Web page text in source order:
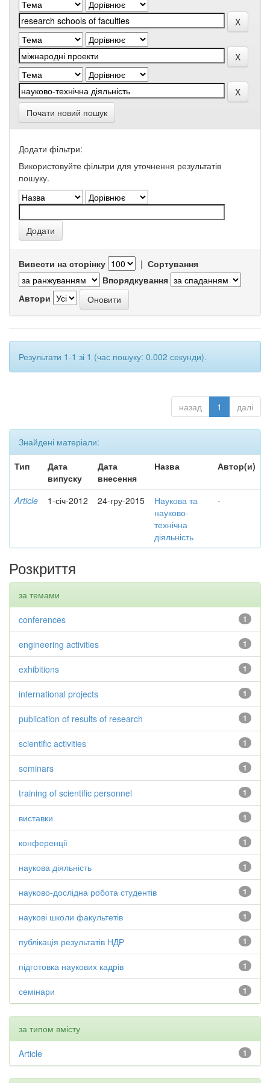
Почати новий пошук
Додати фільтри:
Використовуйте фільтри для уточнення результатів
пошуку.
Вивести на сторінку | Сортування
Впорядкування
Автори
Результати 1-1 зі 1 (час пошуку: 0.002 секунди).
назад 1 далі
Знайдені матеріали:
Тип
Дата
випуску
Дата
внесення
Назва Автор(и)
Article 1-січ-2012 24-гру-2015
Наукова та
науково-
технічна
діяльність
-
Розкриття
за темами
1
conferences
1
engineering activities
1
exhibitions
1
international projects
1
publication of results of research
1
scientific activities
1
seminars
1
training of scientific personnel
1
виставки
1
конференції
1
наукова діяльність
1
науково-дослідна робота студентів
1
наукові школи факультетів
1
публікація результатів НДР
1
підготовка наукових кадрів
1
семінари
за типом вмісту
1
Article